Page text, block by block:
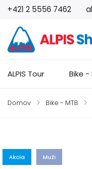
+421 2 5556 7462
ALPIS Tour Bike -
Domov / Bike - MTB /
Akcia Muži